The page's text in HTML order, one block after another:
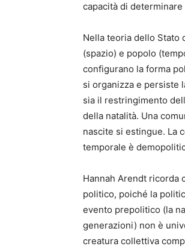
capacità di
Nella teoria dello Stato
(spazio) e popolo
configurano la forma
si organizza e persiste
sia il restringimento
della natalità. Una
nascite si estingue. La
temporale è
Hannah Arendt ricorda
politico, poiché la
evento prepolitico (la
generazioni) non è
creatura collettiva